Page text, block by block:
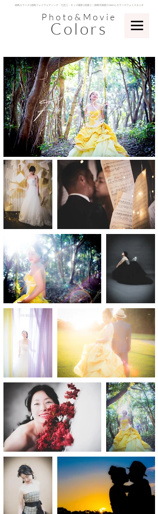
Photo&Movie
Colors
​徳島カラーズ | 徳島フォトウェディング・七五三・キッズ撮影 | 前撮り｜徳島写真館 Colors | カラーズフォトスタジオ
​Forest and Swing